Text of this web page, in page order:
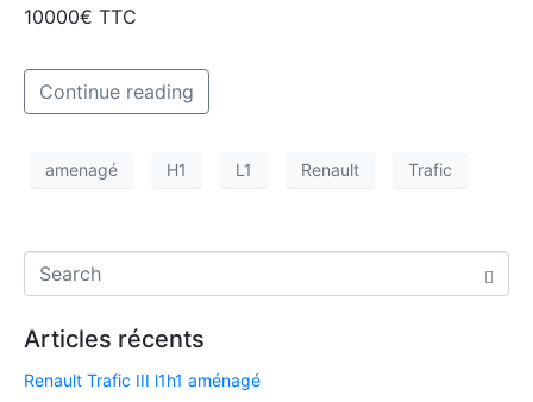
10000€ TTC
Continue reading
amenagé H1 L1 Renault Trafic
Articles récents
Renault Trafic III l1h1 aménagé